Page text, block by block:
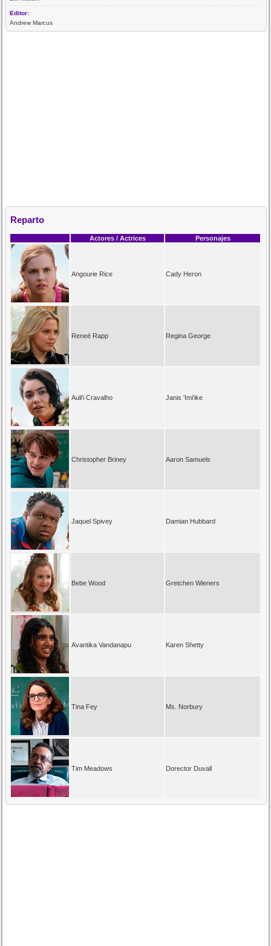
Editor:
Andrew Marcus
Reparto
Actores / Actrices Personajes
Angourie Rice Cady Heron
Reneé Rapp Regina George
Auli'i Cravalho Janis 'Imi'ike
Christopher Briney Aaron Samuels
Jaquel Spivey Damian Hubbard
Bebe Wood Gretchen Wieners
Avantika Vandanapu Karen Shetty
Tina Fey Ms. Norbury
Tim Meadows Dorector Duvall